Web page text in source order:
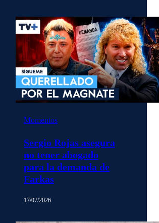
Momentos
Sergio Rojas asegura
no tener abogado
para la demanda de
Farkas
17/07/2026